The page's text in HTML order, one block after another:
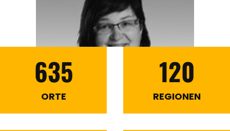
635
ORTE
120
REGIONEN